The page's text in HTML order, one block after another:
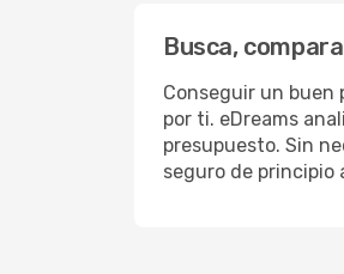
Busca,
Conseguir un buen
por ti. eDreams
presupuesto. Sin
seguro de principio